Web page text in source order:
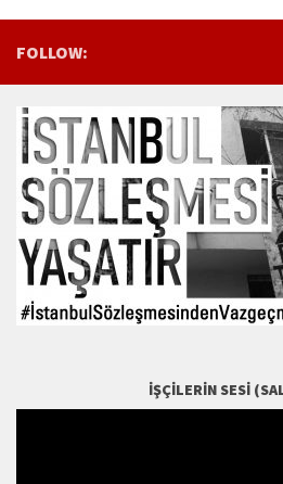
FOLLOW:
İŞÇILERIN SESI